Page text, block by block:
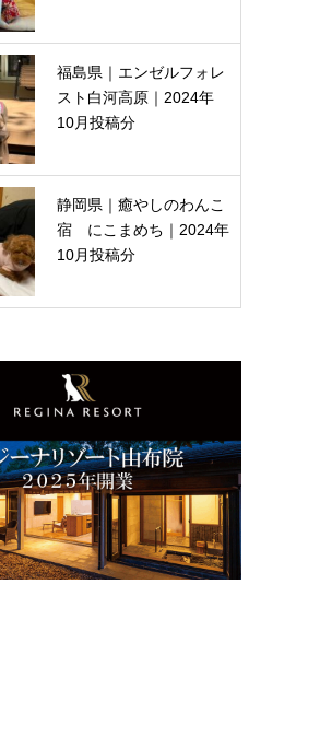
福島県｜エンゼルフォレ
スト白河高原｜2024年
10月投稿分
静岡県｜癒やしのわんこ
宿 にこまめち｜2024年
10月投稿分